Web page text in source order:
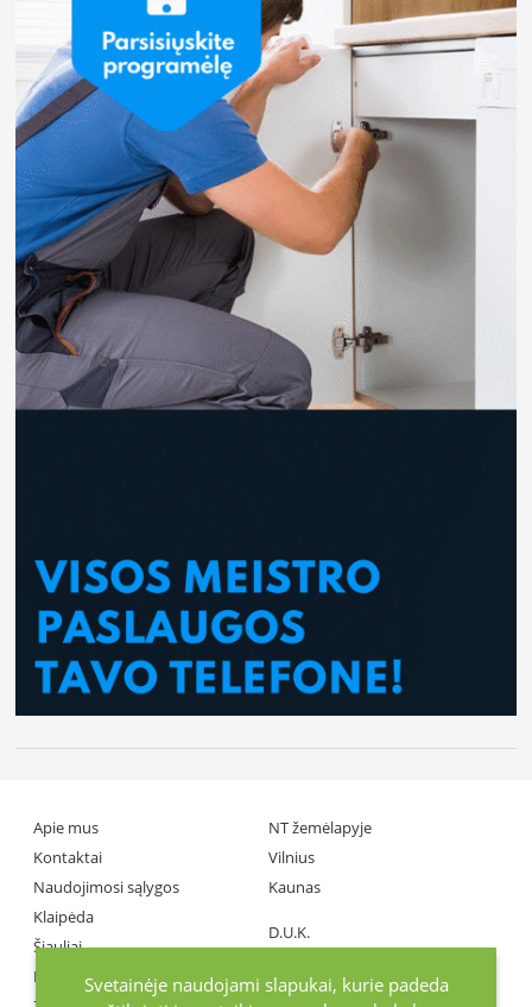
Apie mus
Kontaktai
Naudojimosi sąlygos
NT žemėlapyje
Vilnius
Kaunas
Klaipėda
Šiauliai
Panevėžys
D.U.K.
Svetainėje naudojami slapukai, kurie padeda